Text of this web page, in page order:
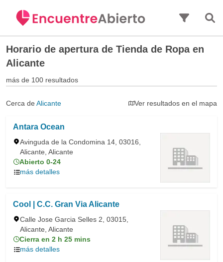
Horario de apertura de Tienda de Ropa en
Alicante
más de 100 resultados
Cerca de Alicante Ver resultados en el mapa
Antara Ocean
Avinguda de la Condomina 14, 03016,
Alicante, Alicante
Abierto 0-24
más detalles
Cool | C.C. Gran Via Alicante
Calle Jose Garcia Selles 2, 03015,
Alicante, Alicante
Cierra en 2 h 25 mins
más detalles